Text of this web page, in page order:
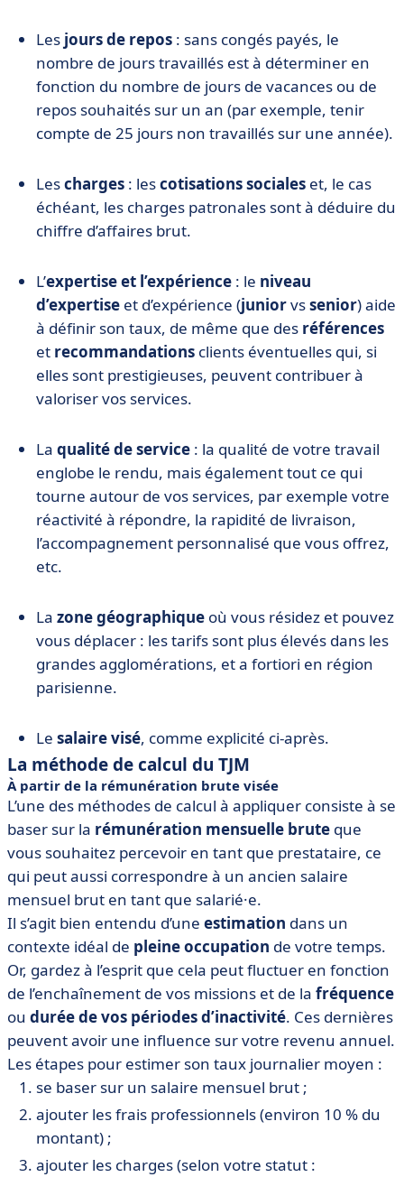
Les jours de repos : sans congés payés, le
nombre de jours travaillés est à déterminer en
fonction du nombre de jours de vacances ou de
repos souhaités sur un an (par exemple, tenir
compte de 25 jours non travaillés sur une année).
Lescharges : lescotisations sociales et, le cas
échéant, les charges patronales sont à déduire du
chiffre d’affaires brut.
L’expertise et l’expérience : le niveau
d’expertise et d’expérience (juniorvssenior) aide
à définir son taux, de même que des références
et recommandations clients éventuelles qui, si
elles sont prestigieuses, peuvent contribuer à
valoriser vos services.
La qualité de service : la qualité de votre travail
englobe le rendu, mais également tout ce qui
tourne autour de vos services, par exemple votre
réactivité à répondre, la rapidité de livraison,
l’accompagnement personnalisé que vous offrez,
etc.
La zone géographique où vous résidez et pouvez
vous déplacer : les tarifs sont plus élevés dans les
grandes agglomérations, et a fortiori en région
parisienne.
Le salaire visé, comme explicité ci-après.
La méthode de calcul du TJM
À partir de la rémunération brute visée
L’une des méthodes de calcul à appliquer consiste à se
baser sur la rémunération mensuelle brute que
vous souhaitez percevoir en tant que prestataire, ce
qui peut aussi correspondre à un ancien salaire
mensuel brut en tant que salarié·e.
Il s’agit bien entendu d’une estimation dans un
contexte idéal de pleine occupation de votre temps.
Or, gardez à l’esprit que cela peut fluctuer en fonction
de l’enchaînement de vos missions et de la fréquence
ou durée de vos périodes d’inactivité. Ces dernières
peuvent avoir une influence sur votre revenu annuel.
Les étapes pour estimer son taux journalier moyen :
se baser sur un salaire mensuel brut ;
ajouter les frais professionnels (environ 10 % du
montant) ;
ajouter les charges (selon votre statut :